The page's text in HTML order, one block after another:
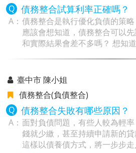
債務整合試算利率正確嗎？
債務整合是執行優化負債的策
應該會想知道，債務整合可以
和實際結果會差不多嗎？ 想知
臺中市 陳小姐
債務整合(負債整合)
債務整合失敗有哪些原因？
面對負債問題，有些人較為輕
錢就少繳，甚至持續申請新的
這樣以債養債方式，將一步步